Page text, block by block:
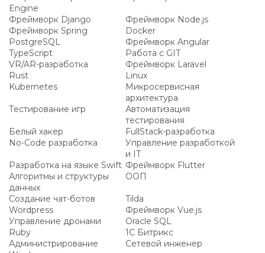
Engine
Фреймворк Django
Фреймворк Node.js
Фреймворк Spring
Docker
PostgreSQL
Фреймворк Angular
TypeScript
Работа с GIT
VR/AR-разработка
Фреймворк Laravel
Rust
Linux
Kubernetes
Микросервисная
архитектура
Тестирование игр
Автоматизация
тестирования
Белый хакер
FullStack-разработка
No-Code разработка
Управление разработкой
и IT
Разработка на языке Swift Фреймворк Flutter
Алгоритмы и структуры
данных
ООП
Создание чат-ботов
Tilda
Wordpress
Фреймворк Vue.js
Управление дронами
Oracle SQL
Ruby
1С Битрикс
Администрирование
Сетевой инженер